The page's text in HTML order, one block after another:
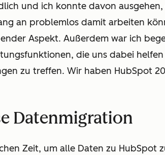
und ich konnte davon ausgehen,
an problemlos damit arbeiten
Aspekt. Außerdem war ich
die uns dabei helfen
zu treffen. Wir haben HubSpot
Datenmigration
Zeit, um alle Daten zu HubSpot